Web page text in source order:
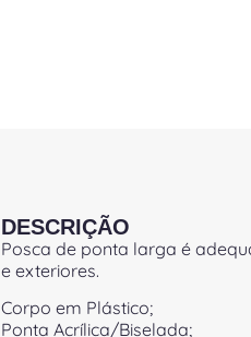
DESCRIÇÃO
Posca de ponta larga é
e exteriores.
Corpo em Plástico;
Ponta Acrílica/Biselada;